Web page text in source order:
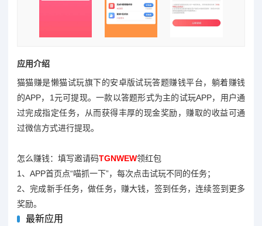
应用介绍
猫猫赚是懒猫试玩旗下的安卓版试玩答题赚钱平台，躺着赚钱
的APP，1元可提现。一款以答题形式为主的试玩APP，用户通
过完成指定任务，从而获得丰厚的现金奖励，赚取的收益可通
过微信方式进行提现。
怎么赚钱：填写邀请码TGNWEW领红包
1、APP首页点“喵抓一下”，每次点击试玩不同的任务；
2、完成新手任务，做任务，赚大钱，签到任务，连续签到更多
奖励。
最新应用